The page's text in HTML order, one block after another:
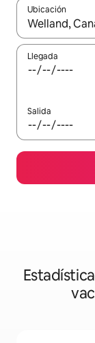
Ubicación
Cuando los
Llegada
Salida